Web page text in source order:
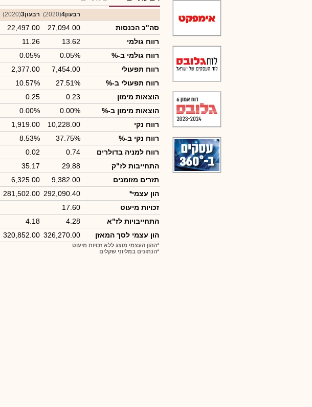
רבעון4 (2020) רבעון3 (2020)
סה"כ הכנסות 27,094.00
22,497.00
רווח גולמי
13.62
11.26
רווח גולמי ב-%
0.05%
0.05%
רווח תפעולי
7,454.00
2,377.00
רווח תפעולי ב-%
27.51%
10.57%
הוצאות מימון
0.23
0.25
הוצאות מימון ב-%
0.00%
0.00%
רווח נקי
10,228.00
1,919.00
רווח נקי ב-%
37.75%
8.53%
רווח למניה בדולרים
0.74
0.02
התחייבות לז"ק
29.88
35.17
תזרים מזומנים
9,382.00
6,325.00
הון עצמי*
292,090.40
281,502.00
זכויות מיעוט
17.60
התחייבויות לז"א
4.28
4.18
הון עצמי לסך המאזן
326,270.00
320,852.00
*ההון העצמי מוצג ללא זכויות מיעוט
*הנתונים במליוני שקלים